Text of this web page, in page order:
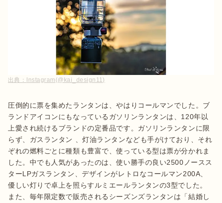
出典： Instagram(@kai_design11)
圧倒的に票を集めたランタンは、やはりコールマンでした。ブ
ランドアイコンにもなっているガソリンランタンは、120年以
上愛され続けるブランドの定番品です。ガソリンランタンに限
らず、ガスランタン 、灯油ランタンなども手がけており、それ
ぞれの燃料ごとに種類も豊富で、使っている型は票が分かれま
した。中でも人気があったのは、使い勝手の良い2500ノースス
ターLPガスランタン、デザインがレトロなコールマン200A、
優しい灯りで卓上を照らすルミエールランタンの3型でした。
また、毎年限定数で販売されるシーズンズランタンは「結婚し